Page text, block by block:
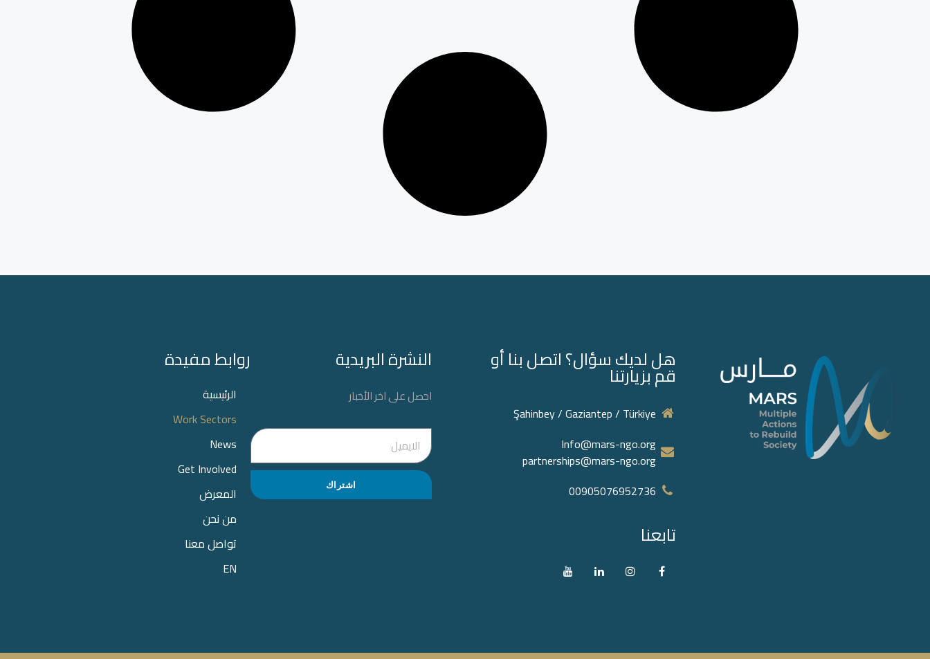
هل لديك سؤال؟ اتصل بنا أو
قم بزيارتنا
Şahinbey / Gaziantep / Türkiye
Info@mars-ngo.org
partnerships@mars-ngo.org
00905076952736‬
تابعنا
النشرة البريدية
احصل على اخر الأخبار
اشتراك
روابط مفيدة
الرئيسية
Work Sectors
News
Get Involved
المعرض
من نحن
تواصل معنا
EN